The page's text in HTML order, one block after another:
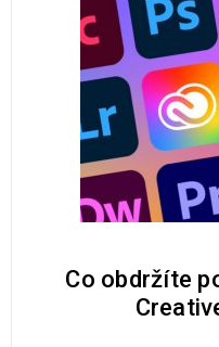
Co obdržíte